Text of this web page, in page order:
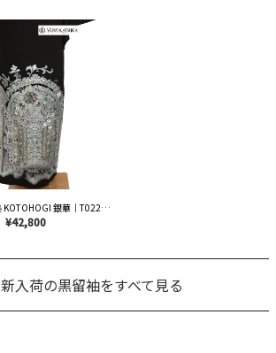
黒留袖｜桂由美 KOTOHOGI 銀華｜T0221｜M
¥42,800
新入荷の黒留袖をすべて見る